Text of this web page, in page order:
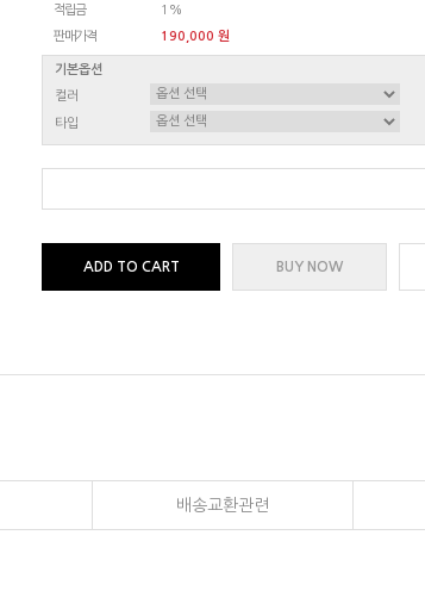
적립금
1%
판매가격
190,000 원
기본옵션
컬러
타입
ADD TO CART BUY NOW
배송교환관련